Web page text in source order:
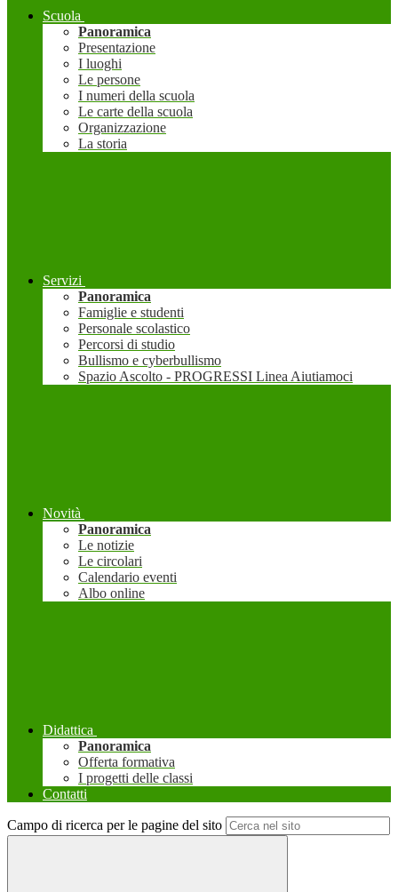
Scuola
Panoramica
Presentazione
I luoghi
Le persone
I numeri della scuola
Le carte della scuola
Organizzazione
La storia
Servizi
Panoramica
Famiglie e studenti
Personale scolastico
Percorsi di studio
Bullismo e cyberbullismo
Spazio Ascolto - PROGRESSI Linea Aiutiamoci
Novità
Panoramica
Le notizie
Le circolari
Calendario eventi
Albo online
Didattica
Panoramica
Offerta formativa
I progetti delle classi
Contatti
Campo di ricerca per le pagine del sito